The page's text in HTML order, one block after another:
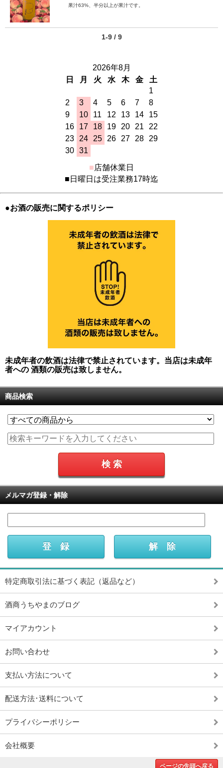
果汁63%、半分以上が果汁です。
1-9 / 9
2026年8月
日
月 火 水 木 金
土
1
2
3 4 5 6 7
8
9
10 11 12 13 14
15
16
17 18 19 20 21
22
23
24 25 26 27 28
29
30 31
■店舗休業日
■日曜日は受注業務17時迄
●お酒の販売に関するポリシー
未成年者の飲酒は法律で禁止されています。当店は未成年
者への 酒類の販売は致しません。
商品検索
メルマガ登録・解除
特定商取引法に基づく表記（返品など）
酒商うちやまのブログ
マイアカウント
お問い合わせ
支払い方法について
配送方法･送料について
プライバシーポリシー
会社概要
ページの先頭へ戻る